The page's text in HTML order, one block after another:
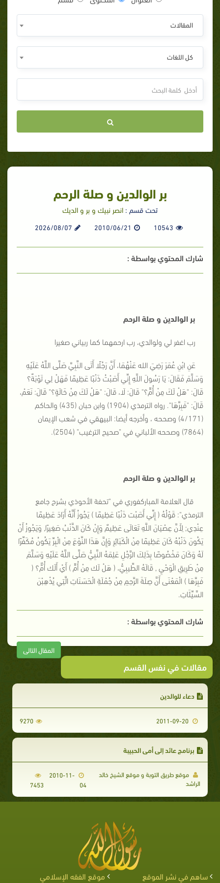
المقالات
كل اللغات
بر الوالدين و صلة الرحم
تحت قسم : انصر نبيك و بر و الديك
10543
2010/06/21
2026/08/07
شارك المحتوي بواسطة :
بر الوالدين و صلة الرحم
رب اغفر لي ولوالدي، رب ارحمهما كما ربياني صغيرا
عَنِ ابْنِ عُمَرَ رَضِيَ الله عَنْهُمَا، أَنَّ رَجُلًا أَتَى النَّبِيَّ صَلَّى اللَّهُ عَلَيْهِ
وَسَلَّمَ فَقَالَ: يَا رَسُولَ اللَّهِ إِنِّي أَصَبْتُ ذَنْبًا عَظِيمًا فَهَلْ لِي تَوْبَةٌ؟
قَالَ: "هَلْ لَكَ مِنْ أُمٍّ؟" قَالَ: لَا، قَالَ: "هَلْ لَكَ مِنْ خَالَةٍ؟" قَالَ: نَعَمْ،
قَالَ: "فَبِرَّهَا". رواه الترمذي (1904) وابن حبان (435) والحاكم
(4/171) وصححه ، وأخرجه أيضا: البيهقي في شعب الإيمان
(7864) وصححه الألباني في "صحيح الترغيب" (2504).
بر الوالدين و صلة الرحم
قال العلامة المباركفوري في "تحفة الأحوذي بشرح جامع
الترمذي": قَوْلُهُ ( إِنِّي أَصَبْت ذَنْبًا عَظِيمًا ) يَجُوزُ أَنَّهُ أَرَادَ عَظِيمًا
عِنْدِي; لِأَنَّ عِصْيَانَ اللَّهِ تَعَالَى عَظِيمٌ وَإِنْ كَانَ الذَّنْبُ صَغِيرًا, وَيَجُوزُ أَنْ
يَكُونَ ذَنْبُهُ كَانَ عَظِيمًا مِنْ الْكَبَائِرِ وَإِنَّ هَذَا النَّوْعَ مِنْ الْبِرِّ يَكُونُ مُكَفِّرًا
لَهُ وَكَانَ مَخْصُوصًا بِذَلِكَ الرَّجُلِ عَلِمَهُ النَّبِيُّ صَلَّى اللَّهُ عَلَيْهِ وَسَلَّمَ
مِنْ طَرِيقِ الْوَحْيِ , قَالَهُ الطِّيبِيُّ، ( هَلْ لَك مِنْ أُمٍّ ) أَيْ أَلَك أُمٌّ؟ (
فَبِرَّهَا ) الْمَعْنَى أَنَّ صِلَةَ الرَّحِمِ مِنْ جُمْلَةِ الْحَسَنَاتِ الَّتِي يُذْهِبْنَ
السَّيِّئَاتِ.
شارك المحتوي بواسطة :
المقال التالى
مقالات في نفس القسم
دعاء للوالدين
9270
برنامج عائد إلى أمي الحبيبة
موقع طريق التوبة و موقع الشيخ خالد
الراشد
2010-11-
04
7453
ساهم في نشر الموقع موقع الفقه الإسلامي